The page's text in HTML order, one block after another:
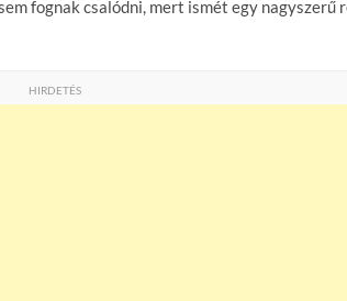
fognak csalódni, mert ismét egy nagyszerű
HIRDETÉS